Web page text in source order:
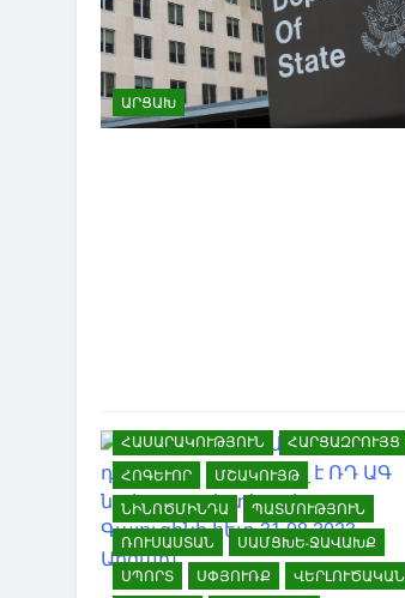
ԱՐՑԱԽ
ՀԱՍԱՐԱԿՈՒԹՅՈՒՆ
ՀԱՐՑԱԶՐՈՒՅՑ
ՀՈԳԵՒՈՐ
ՄՇԱԿՈՒՅԹ
ՆԻՆՈԾՄԻՆԴԱ
ՊԱՏՄՈՒԹՅՈՒՆ
ՌՈՒՍԱՍՏԱՆ
ՍԱՄՑԽԵ-ՋԱՎԱԽՔ
ՍՊՈՐՏ
ՍՓՅՈՒՌՔ
ՎԵՐԼՈՒԾԱԿԱՆ